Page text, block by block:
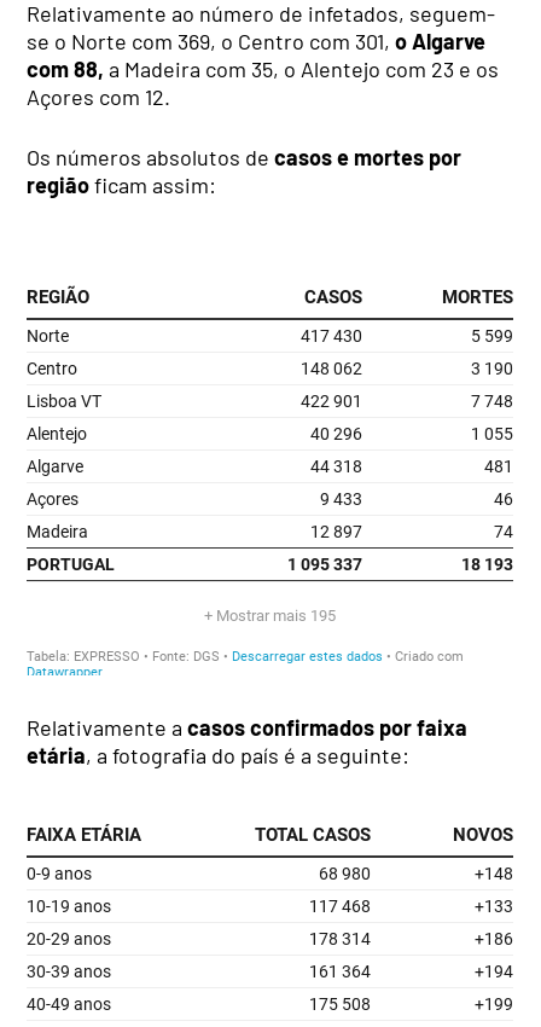
Relativamente ao número de infetados, seguem-
se o Norte com 369, o Centro com 301,o Algarve
com 88, a Madeira com 35, o Alentejo com 23 e os
Açores com 12.
Os números absolutos decasos e mortes por
regiãoficam assim:
Relativamente acasos confirmados por faixa
etária, a fotografia do país é a seguinte: